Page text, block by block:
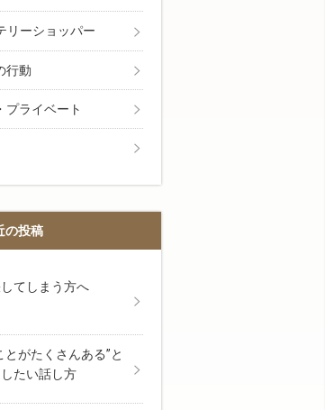
リーショッパー
行動
プライベート
の投稿
てしまう方へ
とがたくさんある”と
たい話し方